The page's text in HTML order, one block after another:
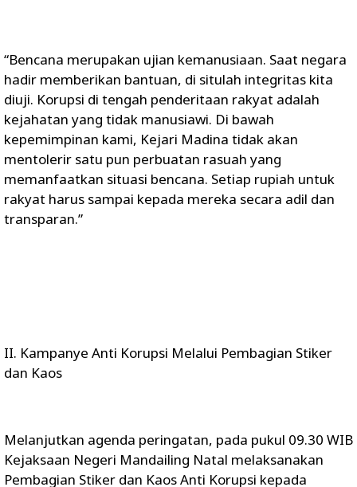
“Bencana merupakan ujian kemanusiaan. Saat negara
hadir memberikan bantuan, di situlah integritas kita
diuji. Korupsi di tengah penderitaan rakyat adalah
kejahatan yang tidak manusiawi. Di bawah
kepemimpinan kami, Kejari Madina tidak akan
mentolerir satu pun perbuatan rasuah yang
memanfaatkan situasi bencana. Setiap rupiah untuk
rakyat harus sampai kepada mereka secara adil dan
transparan.”
II. Kampanye Anti Korupsi Melalui Pembagian Stiker
dan Kaos
Melanjutkan agenda peringatan, pada pukul 09.30 WIB
Kejaksaan Negeri Mandailing Natal melaksanakan
Pembagian Stiker dan Kaos Anti Korupsi kepada